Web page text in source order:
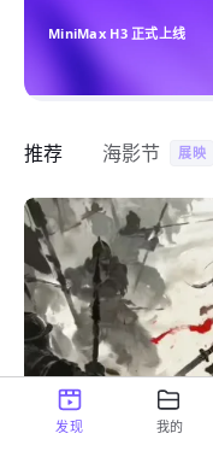
MiniMax H3 正式上线
推荐 海影节 展映
发现 我的